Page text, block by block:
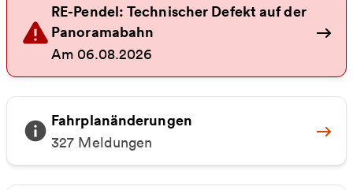
RE-Pendel: Technischer Defekt auf der
Panoramabahn
Am 06.08.2026
Alle
Fahrplanänderungen
327 Meldungen
Alle